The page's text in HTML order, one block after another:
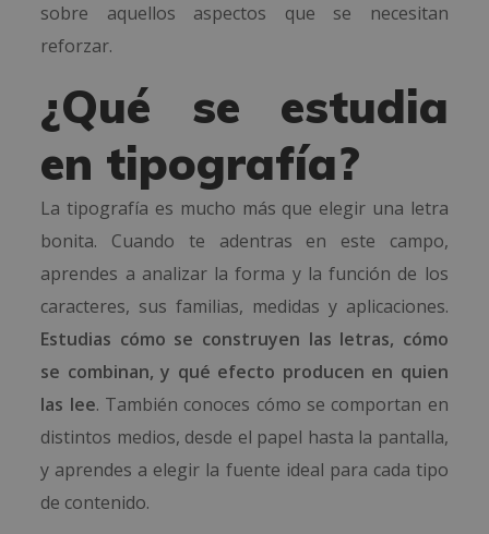
sobre aquellos aspectos que se necesitan
reforzar.
¿Qué se estudia
en tipografía?
La tipografía es mucho más que elegir una letra
bonita. Cuando te adentras en este campo,
aprendes a analizar la forma y la función de los
caracteres, sus familias, medidas y aplicaciones.
Estudias cómo se construyen las letras, cómo
se combinan, y qué efecto producen en quien
las lee. También conoces cómo se comportan en
distintos medios, desde el papel hasta la pantalla,
y aprendes a elegir la fuente ideal para cada tipo
de contenido.